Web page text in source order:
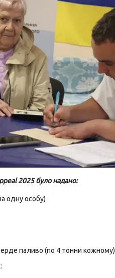
2025 було надано:
одну особу)
паливо (по 4 тонни кожному)